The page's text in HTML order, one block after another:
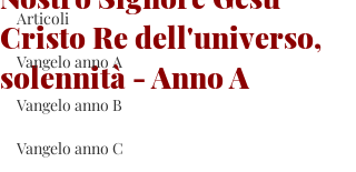
Articoli
Vangelo anno A
Vangelo anno B
Vangelo anno C
Cristo Re dell'universo,
solennità - Anno A